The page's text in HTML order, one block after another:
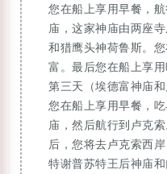
您在船上享用早餐，
庙，这家神庙由两座
和猎鹰头神荷鲁斯。
富。最后您在船上享用
第三天（埃德富神庙和
您在船上享用早餐，
庙，然后航行到卢克
后，您将去卢克索西
特谢普苏特王后神庙